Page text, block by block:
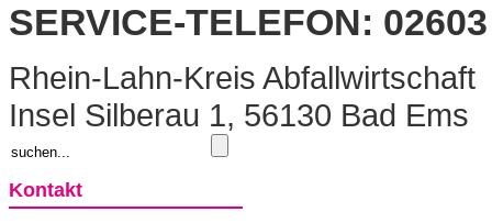
SERVICE-TELEFON:
Rhein-Lahn-Kreis Abfallwirtschaft
Insel Silberau 1, 56130 Bad Ems
Kontakt